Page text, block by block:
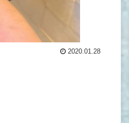
2020.01.28